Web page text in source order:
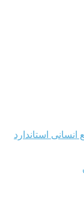
انسانی استاندارد